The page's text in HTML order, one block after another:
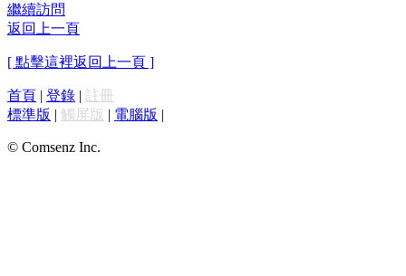
繼續訪問
返回上一頁
[ 點擊這裡返回上一頁 ]
首頁 | 登錄 | 註冊
標準版 | 觸屏版 | 電腦版 |
© Comsenz Inc.